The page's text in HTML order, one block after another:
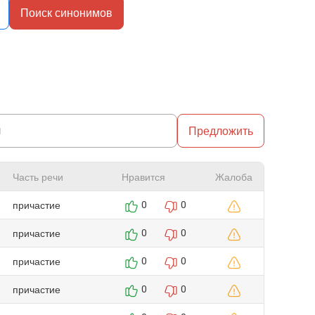
Поиск синонимов
Предложить
Часть речи Нравится
Жалоба
причастие
0 0
причастие 0 0
причастие 0 0
причастие 0 0